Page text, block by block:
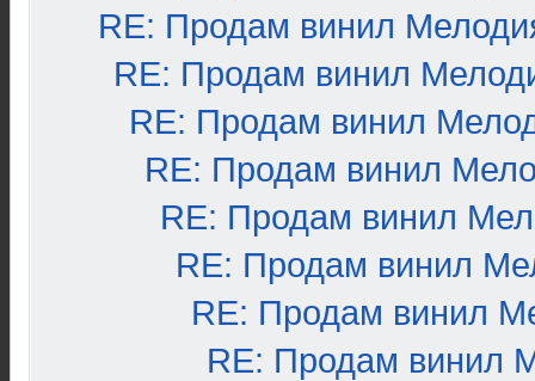
RE: Продам винил
RE: Продам винил
RE: Продам винил
RE: Продам винил
RE: Продам винил
RE: Продам винил
RE: Продам винил
RE: Продам винил